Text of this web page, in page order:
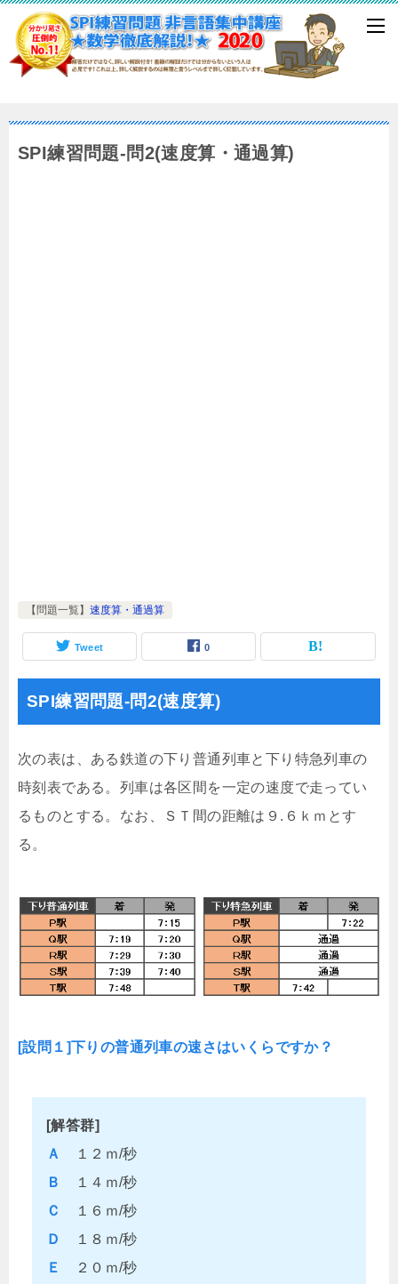
SPI練習問題-問2(速度算・通過算)
【問題一覧】 速度算・通過算
Tweet 0
SPI練習問題-問2(速度算)
次の表は、ある鉄道の下り普通列車と下り特急列車の
時刻表である。列車は各区間を一定の速度で走ってい
るものとする。なお、ＳＴ間の距離は９.６ｋｍとす
る。
[設問１]下りの普通列車の速さはいくらですか？
[解答群]
Ａ
１２ｍ/秒
Ｂ
１４ｍ/秒
Ｃ
１６ｍ/秒
Ｄ
１８ｍ/秒
Ｅ
２０ｍ/秒